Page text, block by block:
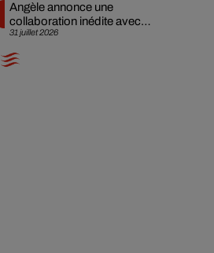
31 juillet 2026
Angèle annonce une
collaboration inédite avec
Amelie Lens